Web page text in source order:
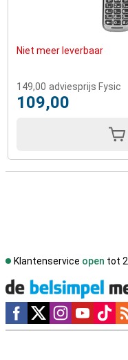
Niet meer leverbaar
149,00 adviesprijs Fysic
109,00
Klantenservice open tot
Social media